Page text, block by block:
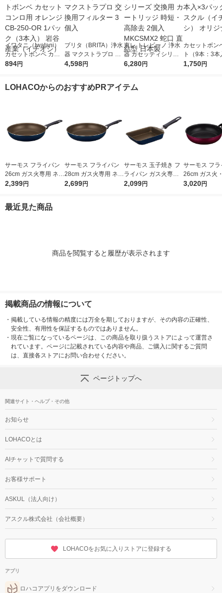
イワタニ（Iwatani）
カセットボンベ カセ
ットコンロ用 オレン
（イチオシ）
894円
ブリタ（BRITA）浄水
器 マクストラプロ 交
換用フィルター 3個入
4,598円
東レ トレビーノ 浄水
器 カセッティシリー
ズ 交換用 カートリッ
結型 日本製
6,280円
カセットボン
ト（9本：3
ック） アス
1,750円
LOHACOからのおすすめPRアイテム
サーモス フライパン
26cm ガス火専用 ネイ
ビー KFI-026 NVY 1個
2,399円
サーモス フライパン
28cm ガス火専用 ネイ
ビー KFI-028 NVY 1個
2,699円
サーモス 玉子焼き フ
ライパン ガス火専用
ネイビー KFI-013E N
2,099円
サーモス フラ
26cm ガス火
レッド KFM-
3,020円
最近見た商品
商品を閲覧すると履歴が表示されます
掲載商品の情報について
・ 掲載している情報の精度には万全を期しておりますが、その内容の正確性、
安全性、有用性を保証するものではありません。
・ 現在ご覧になっているページは、この商品を取り扱うストアによって運営さ
れています。ページに記載されている内容や商品、ご購入に関するご質問
は、直接各ストアにお問い合わせください。
ページトップへ
関連サイト・ヘルプ・その他
お知らせ
LOHACOとは
AIチャットで質問する
お客様サポート
ASKUL（法人向け）
アスクル株式会社（会社概要）
LOHACOをお気に入りストアに登録する
アプリ
ロハコアプリをダウンロード